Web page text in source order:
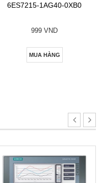
6ES7215-1AG40-0XB0
999 VND
MUA HÀNG